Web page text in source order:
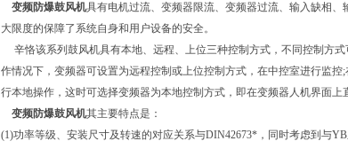
变频防爆鼓风机具有电机过流、变频器限流、变频器过流、输入缺相
大限度的保障了系统自身和用户设备的安全。
辛恪该系列鼓风机具有本地、远程、上位三种控制方式，不同控制方
作情况下，变频器可设置为远程控制或上位控制方式，在中控室进行监
行本地操作，这时可选择变频器为本地控制方式，即在变频器人机界面上
变频防爆鼓风机其主要特点是：
(1)功率等级、安装尺寸及转速的对应关系与DIN42673*，同时考虑到与